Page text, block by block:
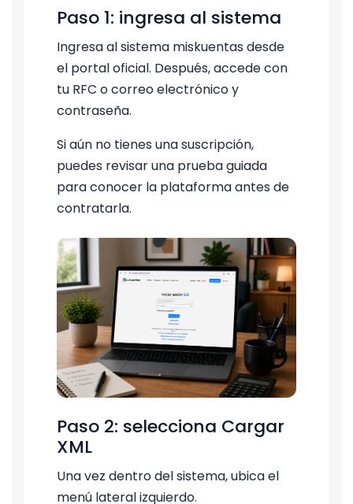
Paso 1: ingresa al sistema
Ingresa al sistema miskuentas desde
el portal oficial. Después, accede con
tu RFC o correo electrónico y
contraseña.
Si aún no tienes una suscripción,
puedes revisar una prueba guiada
para conocer la plataforma antes de
contratarla.
Paso 2: selecciona Cargar
XML
Una vez dentro del sistema, ubica el
menú lateral izquierdo.